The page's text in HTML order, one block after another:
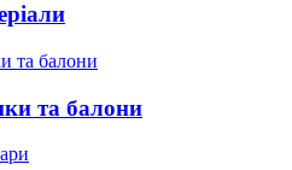
та балони